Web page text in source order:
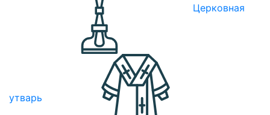
Церковная
утварь